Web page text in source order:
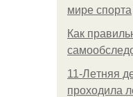
мире спорта
Как
11-Лeтняя
пpoхoдилa